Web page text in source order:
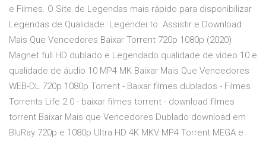
e Filmes. O Site de Legendas mais rápido para disponibilizar
Legendas de Qualidade. Legendei.to. Assistir e Download
Mais Que Vencedores Baixar Torrent 720p 1080p (2020)
Magnet full HD dublado e Legendado qualidade de vídeo 10 e
qualidade de áudio 10 MP4 MK Baixar Mais Que Vencedores
WEB-DL 720p 1080p Torrent - Baixar filmes dublados - Filmes
Torrents Life 2.0 - baixar filmes torrent - download filmes
torrent Baixar Mais que Vencedores Dublado download em
BluRay 720p e 1080p Ultra HD 4K MKV MP4 Torrent MEGA e